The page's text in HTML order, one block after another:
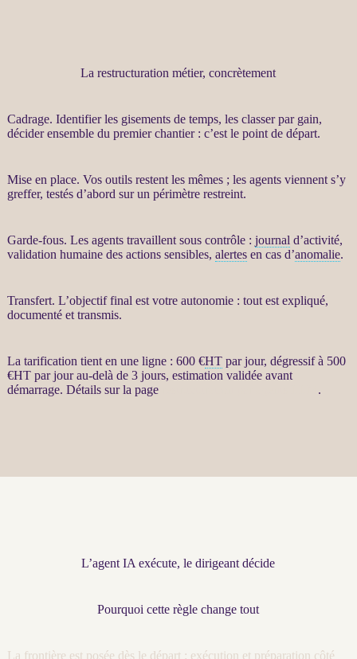
La restructuration métier, concrètement
Cadrage. Identifier les gisements de temps, les classer par gain,
décider ensemble du premier chantier : c’est le point de départ.
Mise en place. Vos outils restent les mêmes ; les agentsviennent s’y
greffer, testés d’abord sur un périmètre restreint.
Garde-fous. Les agentstravaillent sous contrôle : journal d’activité,
validation humaine des actions sensibles, alertesen cas d’anomalie.
Transfert. L’objectif final est votre autonomie : tout est expliqué,
documenté et transmis.
La tarification tient en une ligne : 600 €HTpar jour, dégressif à 500
€HTpar jour au-delà de 3 jours, estimation validée avant
démarrage. Détails sur la page
.
L’agent IA exécute, le dirigeant décide
Pourquoi cette règle change tout
La frontière est posée dès le départ : exécution et préparation côté